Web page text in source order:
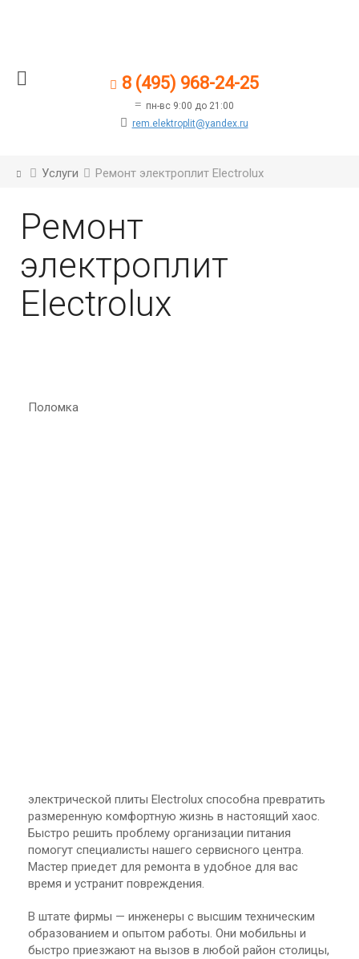
8 (495) 968-24-25
пн-вс 9:00 до 21:00
rem.elektroplit@yandex.ru
Услуги Ремонт электроплит Electrolux
Ремонт
электроплит
Electrolux
Поломка
электрической плиты Electrolux способна превратить
размеренную комфортную жизнь в настоящий хаос.
Быстро решить проблему организации питания
помогут специалисты нашего сервисного центра.
Мастер приедет для ремонта в удобное для вас
время и устранит повреждения.
В штате фирмы — инженеры с высшим техническим
образованием и опытом работы. Они мобильны и
быстро приезжают на вызов в любой район столицы,